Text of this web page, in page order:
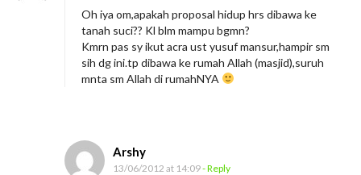
Oh iya om,apakah proposal hidup hrs dibawa ke
tanah suci?? Kl blm mampu bgmn?
Kmrn pas sy ikut acra ust yusuf mansur,hampir sm
sih dg ini.tp dibawa ke rumah Allah (masjid),suruh
mnta sm Allah di rumahNYA
Arshy
13/06/2012 at 14:09- Reply